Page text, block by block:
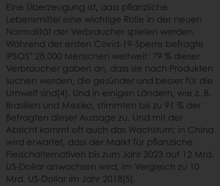
Eine Überzeugung ist, dass pflanzliche
Lebensmittel eine wichtige Rolle in der neuen
Normalität der Verbraucher spielen werden.
Während der ersten Covid-19-Sperre befragte
IPSOS" 28.000 Menschen weltweit: 79 % dieser
Verbraucher gaben an, dass sie nach Produkten
suchen werden, die gesünder und besser für die
Umwelt sind[4]. Und in einigen Ländern, wie z. B.
Brasilien und Mexiko, stimmten bis zu 91 % der
Befragten dieser Aussage zu. Und mit der
Absicht kommt oft auch das Wachstum; in China
wird erwartet, dass der Markt für pflanzliche
Fleischalternativen bis zum Jahr 2023 auf 12 Mrd.
US-Dollar anwachsen wird, im Vergleich zu 10
Mrd. US-Dollar im Jahr 2018[5].